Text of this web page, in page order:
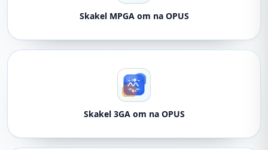
Skakel MPGA om na OPUS
Skakel 3GA om na OPUS